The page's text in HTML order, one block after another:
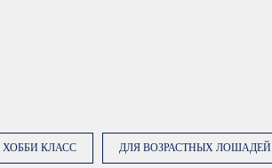
ХОББИ КЛАСС ДЛЯ ВОЗРАСТНЫХ ЛОШАДЕЙ